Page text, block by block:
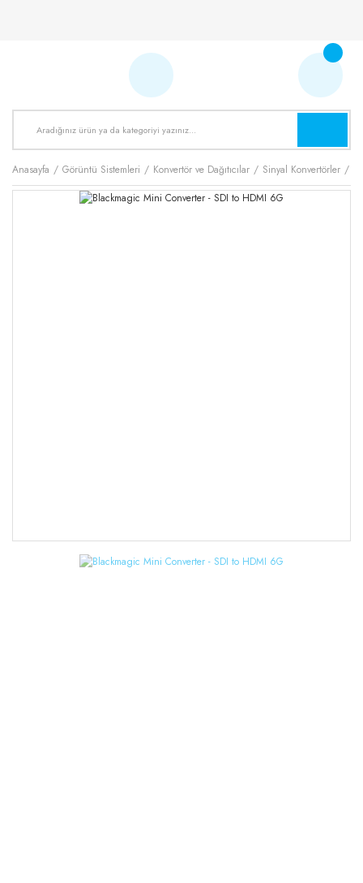
Anasayfa Görüntü Sistemleri Konvertör ve Dağıtıcılar Sinyal Konvertörler